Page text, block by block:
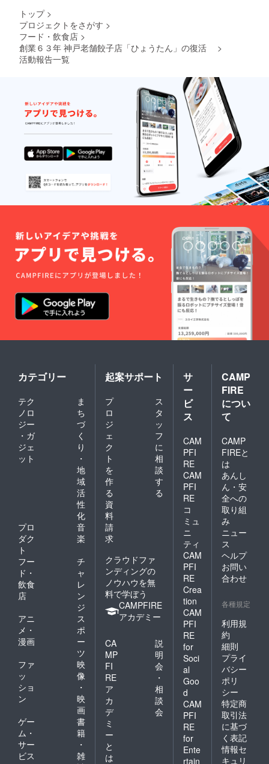
トップ >
プロジェクトをさがす >
フード・飲食店 >
創業６３年 神戸老舗餃子店「ひょうたん」の復活
>
活動報告一覧
カテゴリー
テク
ノロ
ジー
・ガ
ジェ
ット
ま
ち
づ
く
り
・
地
域
活
性
化
プロ
ダク
ト
音
楽
フー
ド・
飲食
店
チ
ャ
レ
ン
ジ
アニ
メ・
漫画
ス
ポ
ー
ツ
ファ
ッ
ショ
ン
映
像
・
映
画
ゲー
ム・
サー
ビス
書
籍
・
雑
起案サポート
プ
ロ
ジ
ェ
ク
ト
を
作
る
ス
タ
ッ
フ
に
相
談
す
る
資
料
請
求
クラウドファ
ンディングの
ノウハウを無
料で学ぼう
CAMPFIRE
アカデミー
CA
MP
FI
RE
ア
カ
デ
ミ
ー
と
は
説
明
会
・
相
談
会
サ
ー
ビ
ス
CAM
PFI
RE
CAM
PFI
RE
コ
ミュ
ニ
ティ
CAM
PFI
RE
Crea
tion
CAM
PFI
RE
for
Soci
al
Goo
d
CAM
PFI
RE
for
Ente
rtain
CAMP
FIRE
につい
て
CAMP
FIREと
は
あんし
ん・安
全への
取り組
み
ニュー
ス
ヘルプ
お問い
合わせ
各種規定
利用規
約
細則
プライ
バシー
ポリ
シー
特定商
取引法
に基づ
く表記
情報セ
キュリ